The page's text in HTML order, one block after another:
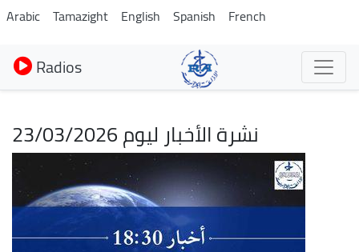
Aller
au
contenu
principal
Arabic Tamazight English Spanish French
Radios
نشرة الأخبار ليوم 23/03/2026